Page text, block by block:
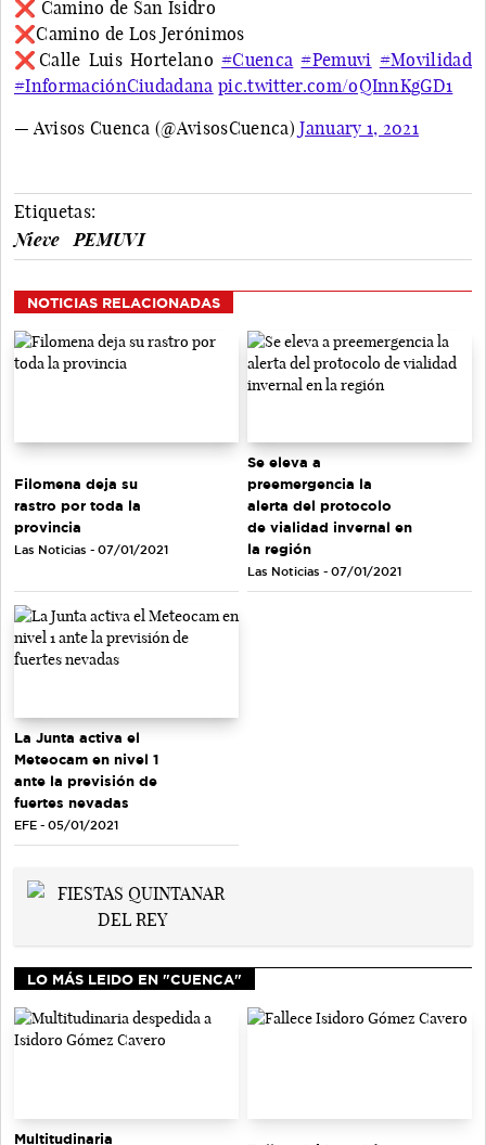
❌ Camino de San Isidro
❌Camino de Los Jerónimos
❌Calle Luis Hortelano#Cuenca #Pemuvi #Movilidad
#InformaciónCiudadana pic.twitter.com/oQInnKgGD1
— Avisos Cuenca (@AvisosCuenca)January 1, 2021
Etiquetas:
Nieve
PEMUVI
NOTICIAS RELACIONADAS
Filomena deja su
rastro por toda la
provincia
Las Noticias - 07/01/2021
Se eleva a
preemergencia la
alerta del protocolo
de vialidad invernal en
la región
Las Noticias - 07/01/2021
La Junta activa el
Meteocam en nivel 1
ante la previsión de
fuertes nevadas
EFE - 05/01/2021
LO MÁS LEIDO EN "CUENCA"
Multitudinaria